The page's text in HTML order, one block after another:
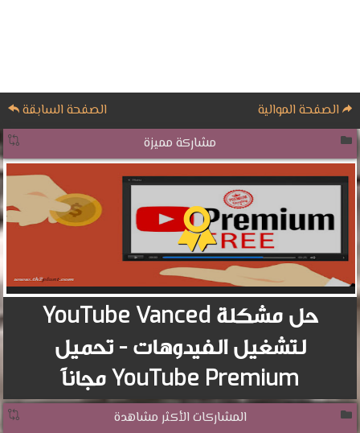
الصفحة الموالية
الصفحة السابقة
مشاركة مميزة
حل مشكلة YouTube Vanced
لتشغيل الفيدوهات - تحميل
YouTube Premium مجاناً
المشاركات الأكثر مشاهدة